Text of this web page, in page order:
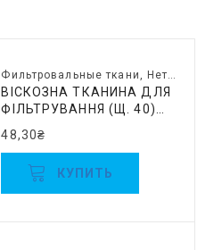
Фильтровальные ткани ,Нетканые материалы
ВІСКОЗНА ТКАНИНА ДЛЯ
ФІЛЬТРУВАННЯ (Щ. 40)
48,30₴
КУПИТЬ